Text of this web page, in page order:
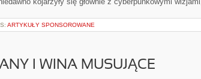
ARTYKUŁY SPONSOROWANE
I WINA MUSUJĄCE